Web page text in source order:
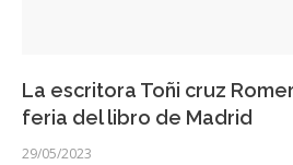
La escritora Toñi cruz
feria del libro de Madrid
29/05/2023